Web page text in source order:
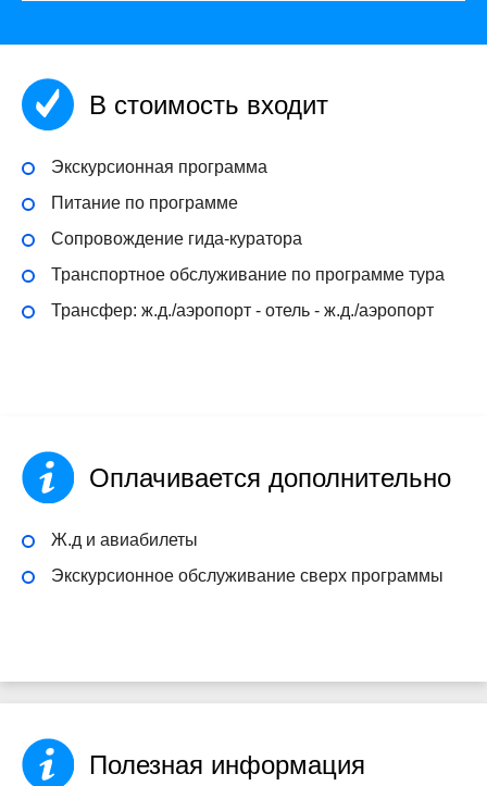
В стоимость входит
Экскурсионная программа
Питание по программе
Сопровождение гида-куратора
Транспортное обслуживание по программе тура
Трансфер: ж.д./аэропорт - отель - ж.д./аэропорт
Оплачивается дополнительно
Ж.д и авиабилеты
Экскурсионное обслуживание сверх программы
Полезная информация